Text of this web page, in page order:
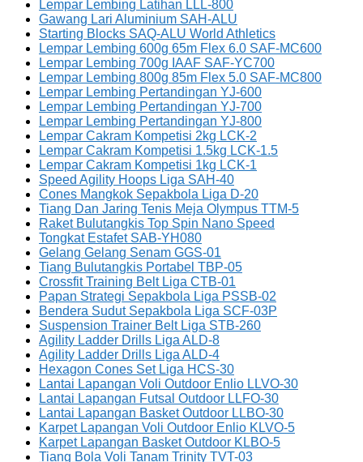
Lempar Lembing Latihan LLL-800
Gawang Lari Aluminium SAH-ALU
Starting Blocks SAQ-ALU World Athletics
Lempar Lembing 600g 65m Flex 6.0 SAF-MC600
Lempar Lembing 700g IAAF SAF-YC700
Lempar Lembing 800g 85m Flex 5.0 SAF-MC800
Lempar Lembing Pertandingan YJ-600
Lempar Lembing Pertandingan YJ-700
Lempar Lembing Pertandingan YJ-800
Lempar Cakram Kompetisi 2kg LCK-2
Lempar Cakram Kompetisi 1.5kg LCK-1.5
Lempar Cakram Kompetisi 1kg LCK-1
Speed Agility Hoops Liga SAH-40
Cones Mangkok Sepakbola Liga D-20
Tiang Dan Jaring Tenis Meja Olympus TTM-5
Raket Bulutangkis Top Spin Nano Speed
Tongkat Estafet SAB-YH080
Gelang Gelang Senam GGS-01
Tiang Bulutangkis Portabel TBP-05
Crossfit Training Belt Liga CTB-01
Papan Strategi Sepakbola Liga PSSB-02
Bendera Sudut Sepakbola Liga SCF-03P
Suspension Trainer Belt Liga STB-260
Agility Ladder Drills Liga ALD-8
Agility Ladder Drills Liga ALD-4
Hexagon Cones Set Liga HCS-30
Lantai Lapangan Voli Outdoor Enlio LLVO-30
Lantai Lapangan Futsal Outdoor LLFO-30
Lantai Lapangan Basket Outdoor LLBO-30
Karpet Lapangan Voli Outdoor Enlio KLVO-5
Karpet Lapangan Basket Outdoor KLBO-5
Tiang Bola Voli Tanam Trinity TVT-03